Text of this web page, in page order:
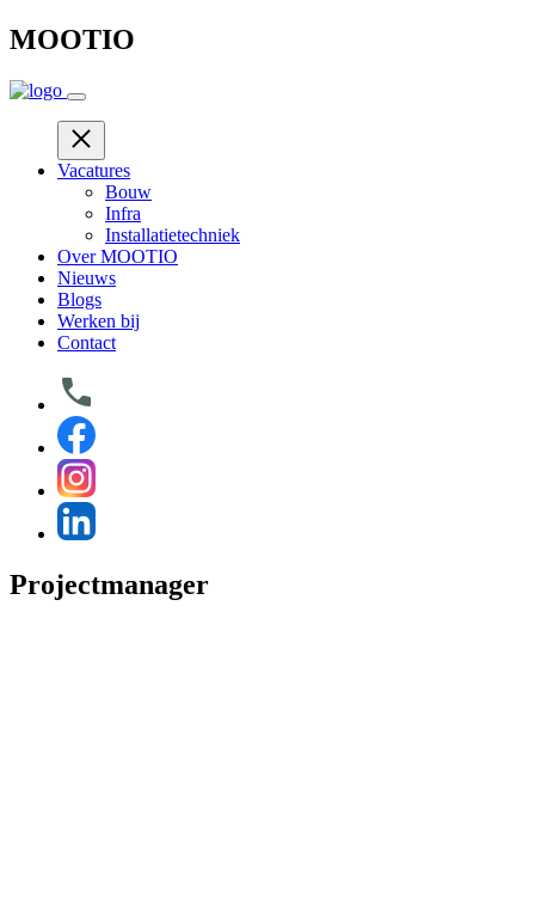
Skip
to
content
MOOTIO
Vacatures
Bouw
Infra
Installatietechniek
Over MOOTIO
Nieuws
Blogs
Werken bij
Contact
Projectmanager